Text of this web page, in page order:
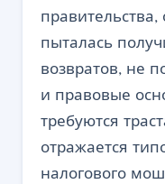
пыталась
возвратов, не
и правовые
требуются
отражается
налогового